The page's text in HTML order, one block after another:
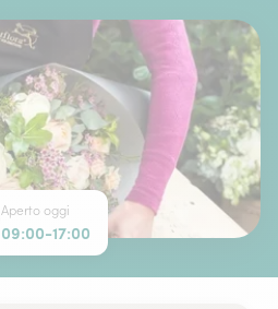
Aperto oggi
09:00-17:00